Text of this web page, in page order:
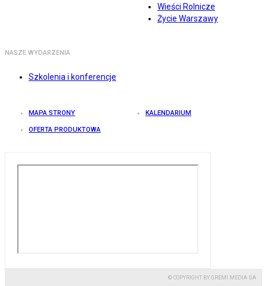
Wieści Rolnicze
Życie Warszawy
NASZE WYDARZENIA
Szkolenia i konferencje
MAPA STRONY KALENDARIUM
OFERTA PRODUKTOWA
© COPYRIGHT BY GREMI MEDIA SA